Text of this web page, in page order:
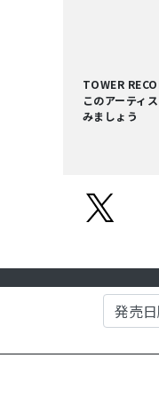
TOWER
このアーティ
みましょう